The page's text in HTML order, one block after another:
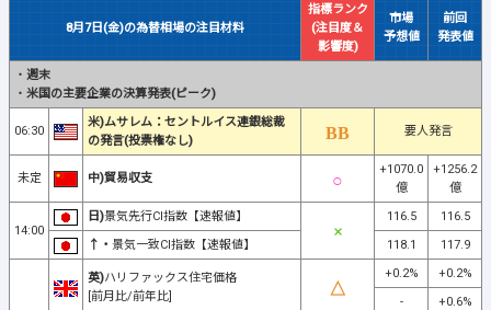
8月7日(金)の為替相場の注目材料
指標ランク
(注目度＆
影響度)
市場
予想値
前回
発表値
・ 週末
・ 米国の主要企業の決算発表(ピーク)
06:30
米)ムサレム：セントルイス連銀総裁
の発言(投票権なし)
要人発言
未定 中)貿易収支
+1070.0
億
+1256.2
億
14:00
日)景気先行CI指数【速報値】 116.5
116.5
↑・ 景気一致CI指数【速報値】 118.1 117.9
英)ハリファックス住宅価格
[前月比/前年比]
+0.2%
+0.2%
-
+0.6%